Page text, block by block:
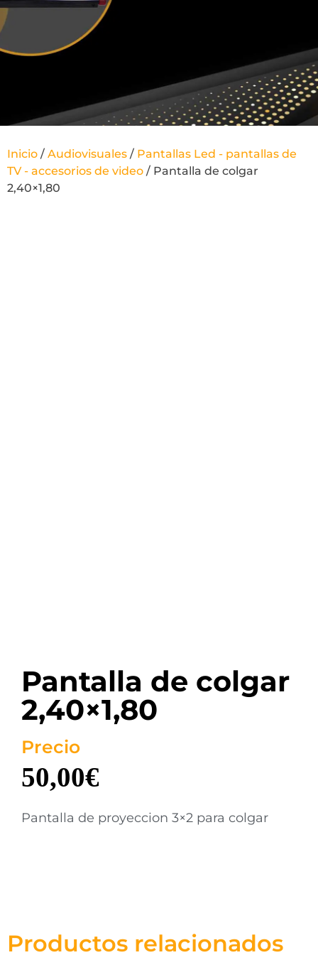
Inicio / Audiovisuales / Pantallas Led - pantallas de
TV - accesorios de video / Pantalla de colgar
2,40×1,80
Pantalla de colgar
2,40×1,80
Precio
50,00€
Pantalla de proyeccion 3×2 para colgar
Productos relacionados